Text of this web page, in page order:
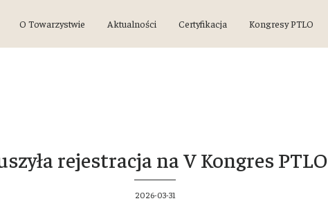
O Towarzystwie Aktualności Certyfikacja Kongresy PTLO
rejestracja na V Kongres PTLO
2026-03-31